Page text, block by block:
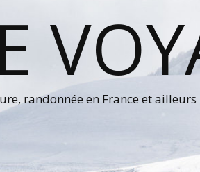
randonnée en France et ailleurs